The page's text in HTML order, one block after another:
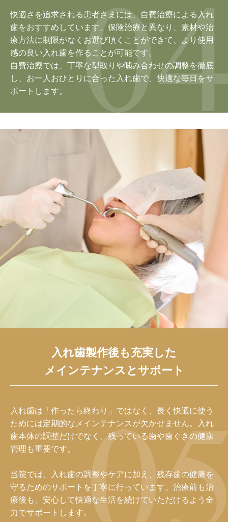
快適さを追求される患者さまには、自費治療による入れ
歯をおすすめしています。保険治療と異なり、素材や治
療方法に制限がなくお選び頂くことができて、より使用
感の良い入れ歯を作ることが可能です。
自費治療では、丁寧な型取りや噛み合わせの調整を徹底
し、お一人おひとりに合った入れ歯で、快適な毎日をサ
ポートします。
入れ歯製作後も充実した
メインテナンスとサポート
入れ歯は「作ったら終わり」ではなく、長く快適に使う
ためには定期的なメインテナンスが欠かせません。入れ
歯本体の調整だけでなく、残っている歯や歯ぐきの健康
管理も重要です。
当院では、入れ歯の調整やケアに加え、残存歯の健康を
守るためのサポートを丁寧に行っています。治療前も治
療後も、安心して快適な生活を続けていただけるよう全
力でサポートします。